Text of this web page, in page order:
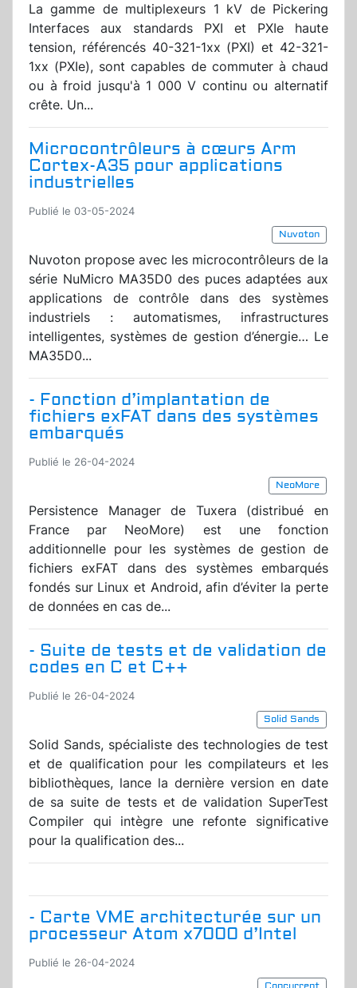
La gamme de multiplexeurs 1 kV de Pickering
Interfaces aux standards PXI et PXIe haute
tension, référencés 40-321-1xx (PXI) et 42-321-
1xx (PXIe), sont capables de commuter à chaud
ou à froid jusqu'à 1 000 V continu ou alternatif
crête. Un...
Microcontrôleurs à cœurs Arm
Cortex-A35 pour applications
industrielles
Publié le 03-05-2024
Nuvoton
Nuvoton propose avec les microcontrôleurs de la
série NuMicro MA35D0 des puces adaptées aux
applications de contrôle dans des systèmes
industriels : automatismes, infrastructures
intelligentes, systèmes de gestion d’énergie… Le
MA35D0...
- Fonction d’implantation de
fichiers exFAT dans des systèmes
embarqués
Publié le 26-04-2024
NeoMore
Persistence Manager de Tuxera (distribué en
France par NeoMore) est une fonction
additionnelle pour les systèmes de gestion de
fichiers exFAT dans des systèmes embarqués
fondés sur Linux et Android, afin d’éviter la perte
de données en cas de...
- Suite de tests et de validation de
codes en C et C++
Publié le 26-04-2024
Solid Sands
Solid Sands, spécialiste des technologies de test
et de qualification pour les compilateurs et les
bibliothèques, lance la dernière version en date
de sa suite de tests et de validation SuperTest
Compiler qui intègre une refonte significative
pour la qualification des...
- Carte VME architecturée sur un
processeur Atom x7000 d’Intel
Publié le 26-04-2024